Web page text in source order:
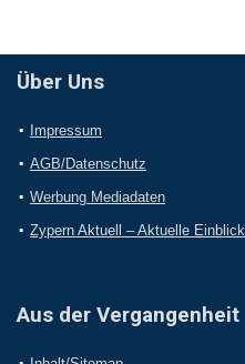
Über Uns
Impressum
AGB/Datenschutz
Werbung Mediadaten
Zypern Aktuell – Aktuelle
Aus der Vergangenheit